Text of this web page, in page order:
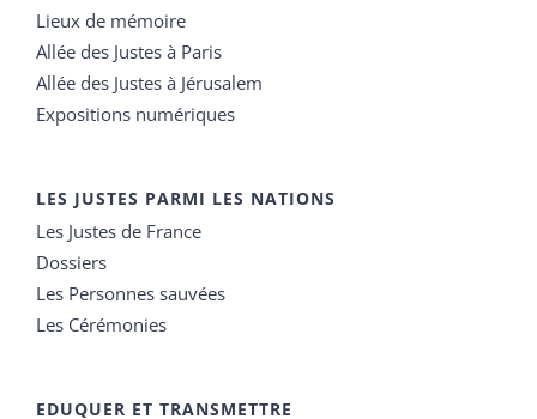
Lieux de mémoire
Allée des Justes à Paris
Allée des Justes à Jérusalem
Expositions numériques
LES JUSTES PARMI LES NATIONS
Les Justes de France
Dossiers
Les Personnes sauvées
Les Cérémonies
EDUQUER ET TRANSMETTRE